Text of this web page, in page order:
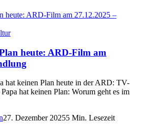
heute: ARD-Film am
hat keinen Plan heute in der ARD: TV-
hat keinen Plan: Worum geht es im
27. Dezember 20255 Min. Lesezeit